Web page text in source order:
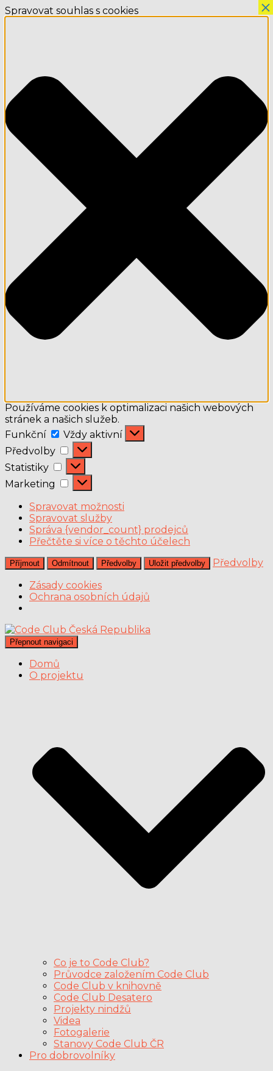
Spravovat souhlas s cookies
Používáme cookies k optimalizaci našich webových
stránek a našich služeb.
Funkční
Funkční
Vždy aktivní
Předvolby
Předvolby
Statistiky
Statistiky
Marketing
Marketing
Spravovat možnosti
Spravovat služby
Správa {vendor_count} prodejců
Přečtěte si více o těchto účelech
Příjmout Odmítnout Předvolby Uložit předvolby
Předvolby
Zásady cookies
Ochrana osobních údajů
Přepnout navigaci
Domů
O projektu
Co je to Code Club?
Průvodce založením Code Club
Code Club v knihovně
Code Club Desatero
Projekty nindžů
Videa
Fotogalerie
Stanovy Code Club ČR
Pro dobrovolníky
×